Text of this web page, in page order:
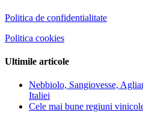
Politica de confidentialitate
Politica cookies
Ultimile articole
Nebbiolo, Sangiovesse,
Italiei
Cele mai bune regiuni